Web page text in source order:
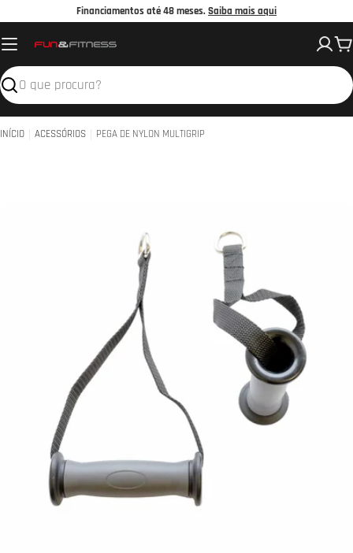
o
conteúdo
Financiamentos até 48 meses.Saiba mais aqui
Pesquisar
INÍCIO ACESSÓRIOS PEGA DE NYLON MULTIGRIP
media 0 em modal